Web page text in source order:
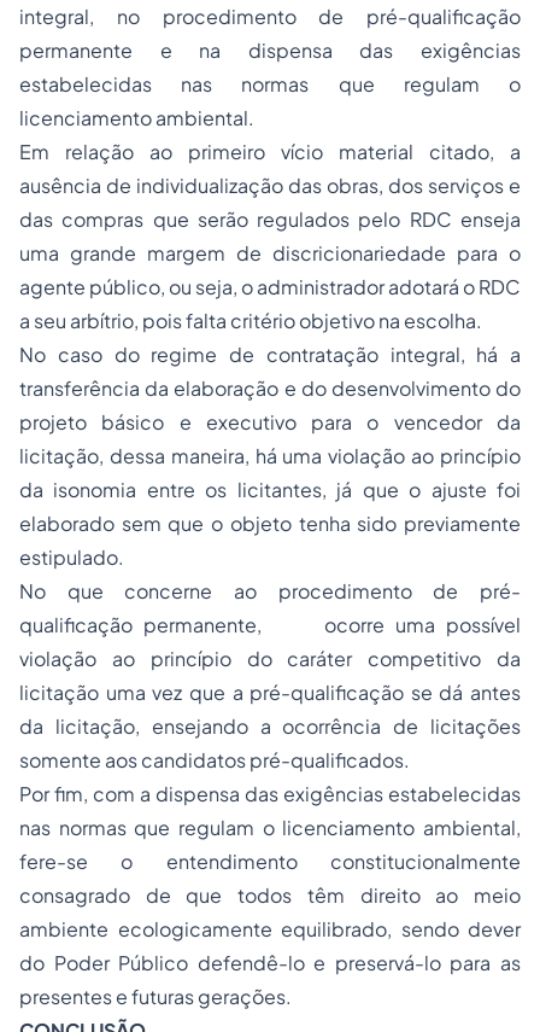
integral, no procedimento de pré-qualificação
permanente e na dispensa das exigências
estabelecidas nas normas que regulam o
licenciamento ambiental.
Em relação ao primeiro vício material citado, a
ausência de individualização das obras, dos serviços e
das compras que serão regulados pelo RDC enseja
uma grande margem de discricionariedade para o
agente público, ou seja, o administrador adotará o RDC
a seu arbítrio, pois falta critério objetivo na escolha.
No caso do regime de contratação integral, há a
transferência da elaboração e do desenvolvimento do
projeto básico e executivo para o vencedor da
licitação, dessa maneira, há uma violação ao princípio
da isonomia entre os licitantes, já que o ajuste foi
elaborado sem que o objeto tenha sido previamente
estipulado.
No que concerne ao procedimento de pré-
qualificação permanente, ocorre uma possível
violação ao princípio do caráter competitivo da
licitação uma vez que a pré-qualificação se dá antes
da licitação, ensejando a ocorrência de licitações
somente aos candidatos pré-qualificados.
Por fim, com a dispensa das exigências estabelecidas
nas normas que regulam o licenciamento ambiental,
fere-se o entendimento constitucionalmente
consagrado de que todos têm direito ao meio
ambiente ecologicamente equilibrado, sendo dever
do Poder Público defendê-lo e preservá-lo para as
presentes e futuras gerações.